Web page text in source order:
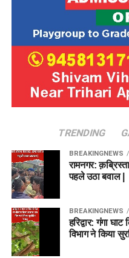
TRENDING
BREAKINGNEWS
रामनगर:
पहले उठा बवाल |
BREAKINGNEWS
हरिद्वार: गंगा
विभाग ने किया